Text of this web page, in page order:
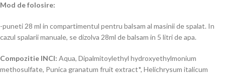
Mod de folosire:
-puneti 28 ml in compartimentul pentru balsam al masinii de spalat. In
cazul spalarii manuale, se dizolva 28ml de balsam in 5 litri de apa.
Compozitie INCI: Aqua, Dipalmitoylethyl hydroxyethylmonium
methosulfate, Punica granatum fruit extract*, Helichrysum italicum